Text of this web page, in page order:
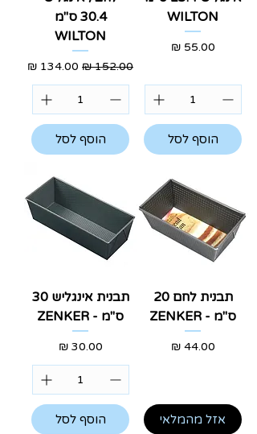
WILTON
מחיר
הוסף לסל
30.4 ס"מ
WILTON
מחיר רגיל מחיר מבצע
הוסף לסל
תבנית לחם 20
ס"מ - ZENKER
מחיר
אזל מהמלאי
תבנית אינגליש 30
ס"מ - ZENKER
מחיר
הוסף לסל